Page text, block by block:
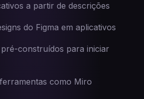
a partir de descrições
do Figma em aplicativos
construídos para iniciar
como Miro